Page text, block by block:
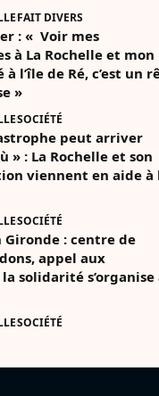
FAIT DIVERS
: « Voir mes
à La Rochelle et mon
l’île de Ré, c’est un
»
SOCIÉTÉ
peut arriver
» : La Rochelle et son
viennent en aide à
SOCIÉTÉ
Gironde : centre de
appel aux
solidarité s’organise
SOCIÉTÉ